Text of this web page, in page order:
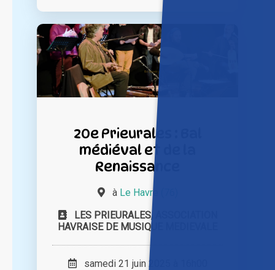
20e Prieurales : Bal
médiéval et de la
Renaissance
à Le Havre (76)
LES PRIEURALES, ASSOCIATION
HAVRAISE DE MUSIQUE MEDIEVALE
samedi 21 juin 2025 à 16h00